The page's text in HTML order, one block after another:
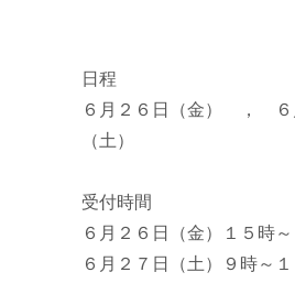
日程
６月２６日（金） ， ６
（土）
受付時間
６月２６日（金）１５
６月２７日（土）９時～